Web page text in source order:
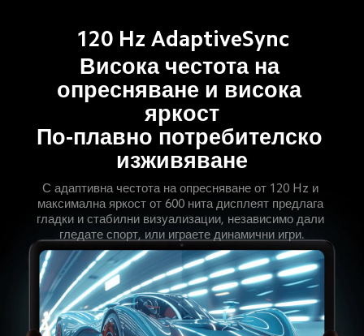
120 Hz AdaptiveSync
Висока честота на
опресняване и висока
яркост
По-плавно потребителско
изживяване
С адаптивна честота на опресняване от 120 Hz и
максимална яркост от 600 нита дисплеят предлага
гладки и стабилни визуализации, независимо дали
гледате спорт, или играете динамични игри.